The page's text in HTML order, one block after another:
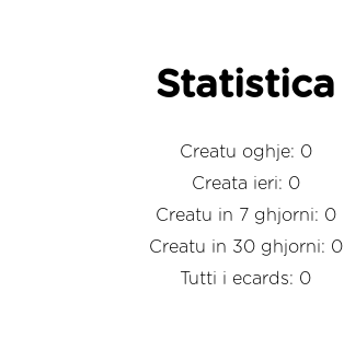
Statistica
Creatu oghje: 0
Creata ieri: 0
Creatu in 7 ghjorni: 0
Creatu in 30 ghjorni: 0
Tutti i ecards: 0